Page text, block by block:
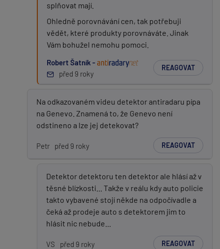
splňovat mají.
Ohledně porovnávání cen, tak potřebuji
vědět, které produkty porovnáváte. Jinak
Vám bohužel nemohu pomoci.
Robert Šatník -
před 9 roky
REAGOVAT
Na odkazovaném videu detektor antiradaru pípa
na Genevo. Znamená to, že Genevo není
odstineno a lze jej detekovat?
Petr před 9 roky REAGOVAT
Detektor detektoru ten detektor ale hlásí až v
těsné blízkosti... Takže v reálu kdy auto policie
takto vybavené stojí někde na odpočívadle a
čeká až prodeje auto s detektorem jim to
hlásit nic nebude...
VS před 9 roky REAGOVAT